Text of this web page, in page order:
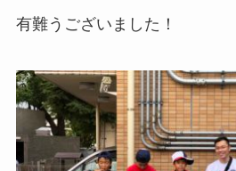
有難うございました！